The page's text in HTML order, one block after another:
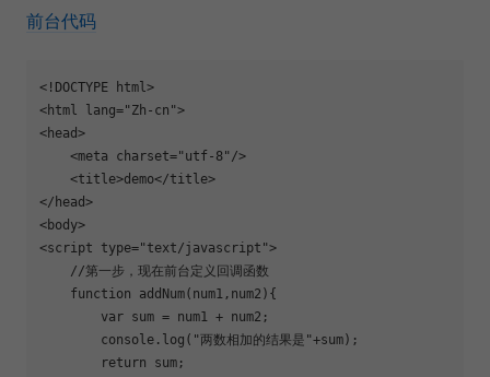
前台代码
<!DOCTYPE html>
<html lang=" Zh-cn ">
<head>
    <
meta charset=" utf-8" />
    <
title>demo</title>
</ head>
<body
<script type=" text/javascript ">
//第一步，现在前台定义回调函数
function
addNum( num1 , num2 ){
var sum = num1 + num2;
console . log ( "两数相加的结果是 "+sum);
return sum;